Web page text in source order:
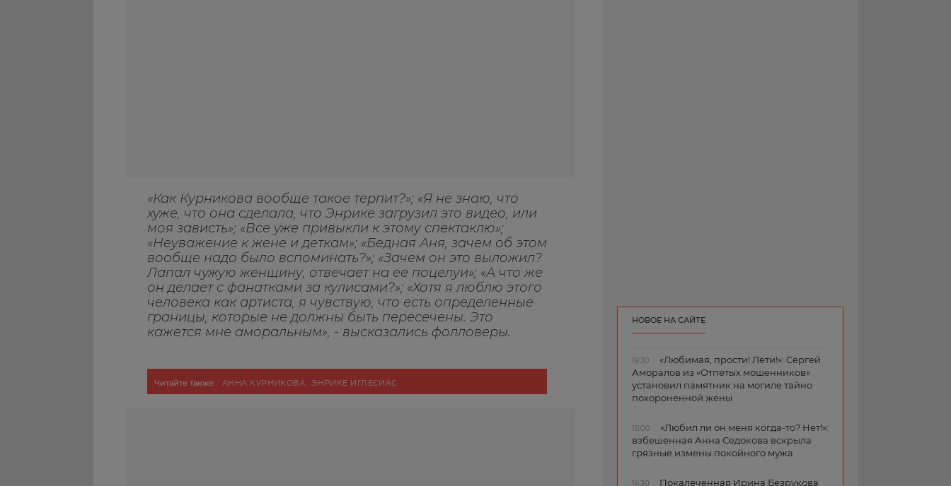
«Как Курникова вообще такое терпит?»; «Я не знаю, что
хуже, что она сделала, что Энрике загрузил это видео, или
моя зависть»; «Все уже привыкли к этому спектаклю»;
«Неуважение к жене и деткам»; «Бедная Аня, зачем об этом
вообще надо было вспоминать?»; «Зачем он это выложил?
Лапал чужую женщину, отвечает на ее поцелуи»; «А что же
он делает с фанатками за кулисами?»; «Хотя я люблю этого
человека как артиста, я чувствую, что есть определенные
границы, которые не должны быть пересечены. Это
кажется мне аморальным», - высказались фолловеры.
Читайте также: АННА КУРНИКОВА ЭНРИКЕ ИГЛЕСИАС
НОВОЕ НА САЙТЕ
19:30
«Любимая, прости! Лети!»: Сергей
Аморалов из «Отпетых мошенников»
установил памятник на могиле тайно
похороненной жены
18:00
«Любил ли он меня когда-то? Нет!»:
взбешенная Анна Седокова вскрыла
грязные измены покойного мужа
16:30 Покалеченная Ирина Безрукова